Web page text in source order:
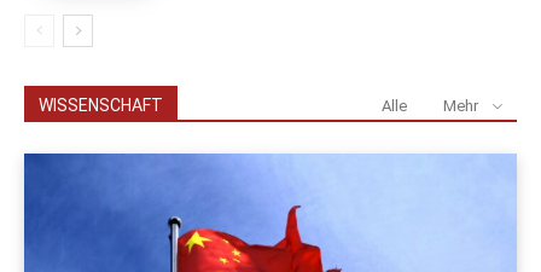
WISSENSCHAFT Alle Mehr